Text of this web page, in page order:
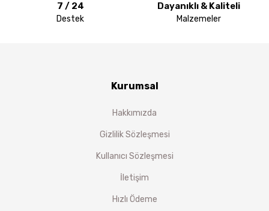
7 / 24
Destek
Dayanıklı & Kaliteli
Malzemeler
Kurumsal
Hakkımızda
Gizlilik Sözleşmesi
Kullanıcı Sözleşmesi
İletişim
Hızlı Ödeme